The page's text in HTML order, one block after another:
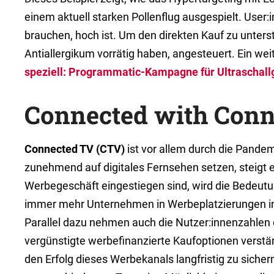
einem aktuell starken Pollenflug ausgespielt.
brauchen, hoch ist. Um den direkten Kauf zu
Antiallergikum vorrätig haben, angesteuert. Ein
speziell: Programmatic-Kampagne für
Connected with
Connected TV (CTV) ist vor allem durch die
zunehmend auf digitales Fernsehen setzen, steigt
Werbegeschäft eingestiegen sind, wird die
immer mehr Unternehmen in Werbeplatzierungen
Parallel dazu nehmen auch die
vergünstigte werbefinanzierte Kaufoptionen
den Erfolg dieses Werbekanals langfristig zu